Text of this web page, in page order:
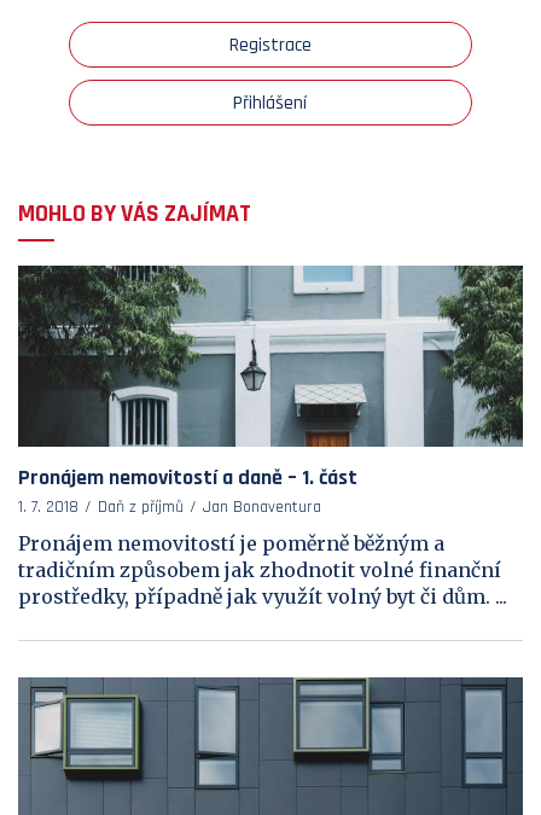
Registrace
Přihlášení
MOHLO BY VÁS ZAJÍMAT
Pronájem nemovitostí a daně – 1. část
1. 7. 2018 Daň z příjmů Jan Bonaventura
Pronájem nemovitostí je poměrně běžným a
tradičním způsobem jak zhodnotit volné finanční
prostředky, případně jak využít volný byt či dům. ...